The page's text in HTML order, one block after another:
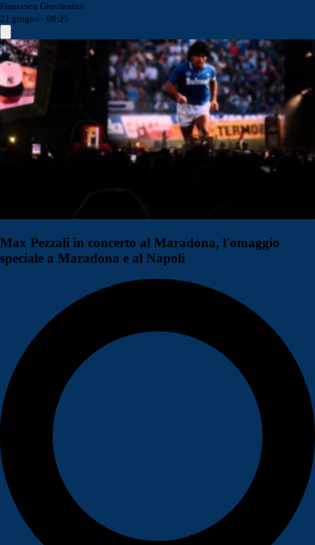
Francesco Giovinazzo
21 giugno - 08:25
Max Pezzali in concerto al Maradona, l'omaggio
speciale a Maradona e al Napoli